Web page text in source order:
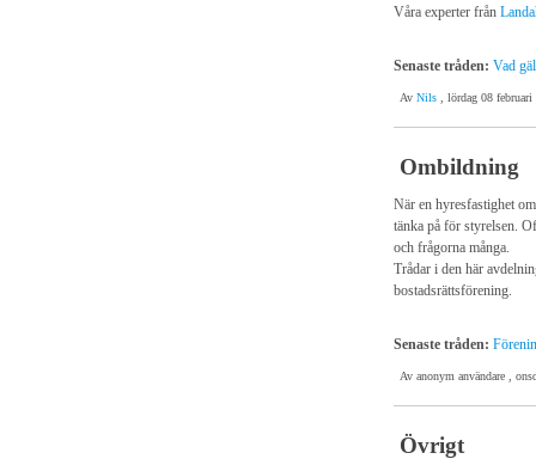
Våra experter från
Senaste tråden: Vad
Av Nils , lördag 08 februari
Ombildning
När en hyresfastighet
tänka på för styrelsen.
och frågorna många.
Trådar i den här
bostadsrättsförening.
Senaste tråden:
Av anonym användare ,
Övrigt